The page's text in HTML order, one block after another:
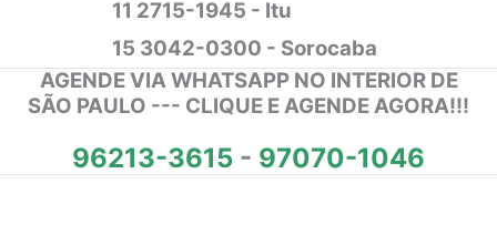
11 2715-1945 - Itu
15 3042-0300 - Sorocaba
AGENDE VIA WHATSAPP NO INTERIOR DE
SÃO PAULO --- CLIQUE E AGENDE AGORA!!!
96213-3615 - 97070-1046